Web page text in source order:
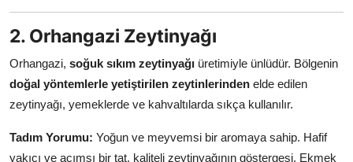
2. Orhangazi Zeytinyağı
Orhangazi, soğuk sıkım zeytinyağı üretimiyle ünlüdür. Bölgenin
doğal yöntemlerle yetiştirilen zeytinlerinden elde edilen
zeytinyağı, yemeklerde ve kahvaltılarda sıkça kullanılır.
Tadım Yorumu: Yoğun ve meyvemsi bir aromaya sahip. Hafif
yakıcı ve acımsı bir tat, kaliteli zeytinyağının göstergesi. Ekmek